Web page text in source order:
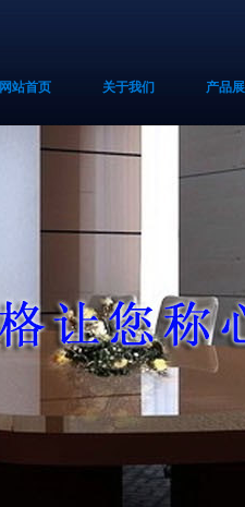
网站首页 关于我们 产品